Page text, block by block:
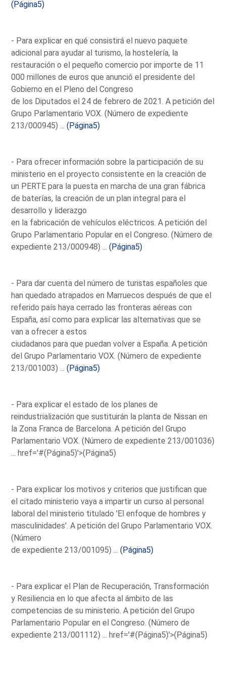
(Página5)
- Para explicar en qué consistirá el nuevo paquete
adicional para ayudar al turismo, la hostelería, la
restauración o el pequeño comercio por importe de 11
000 millones de euros que anunció el presidente del
Gobierno en el Pleno del Congreso
de los Diputados el 24 de febrero de 2021. A petición del
Grupo Parlamentario VOX. (Número de expediente
213/000945) ...(Página5)
- Para ofrecer información sobre la participación de su
ministerio en el proyecto consistente en la creación de
un PERTE para la puesta en marcha de una gran fábrica
de baterías, la creación de un plan integral para el
desarrollo y liderazgo
en la fabricación de vehículos eléctricos. A petición del
Grupo Parlamentario Popular en el Congreso. (Número de
expediente 213/000948) ...(Página5)
- Para dar cuenta del número de turistas españoles que
han quedado atrapados en Marruecos después de que el
referido país haya cerrado las fronteras aéreas con
España, así como para explicar las alternativas que se
van a ofrecer a estos
ciudadanos para que puedan volver a España. A petición
del Grupo Parlamentario VOX. (Número de expediente
213/001003) ...(Página5)
- Para explicar el estado de los planes de
reindustrialización que sustituirán la planta de Nissan en
la Zona Franca de Barcelona. A petición del Grupo
Parlamentario VOX. (Número de expediente 213/001036)
...href='#(Página5)'>(Página5)
- Para explicar los motivos y criterios que justifican que
el citado ministerio vaya a impartir un curso al personal
laboral del ministerio titulado 'El enfoque de hombres y
masculinidades'. A petición del Grupo Parlamentario VOX.
(Número
de expediente 213/001095) ...(Página5)
- Para explicar el Plan de Recuperación, Transformación
y Resiliencia en lo que afecta al ámbito de las
competencias de su ministerio. A petición del Grupo
Parlamentario Popular en el Congreso. (Número de
expediente 213/001112) ...href='#(Página5)'>(Página5)